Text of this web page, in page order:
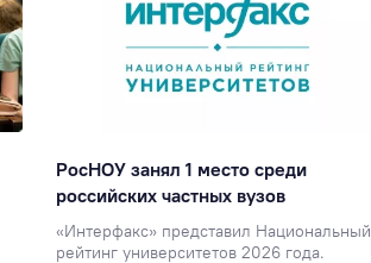
РосНОУ занял 1 место среди
российских частных вузов
«Интерфакс» представил Национальный
рейтинг университетов 2026 года.